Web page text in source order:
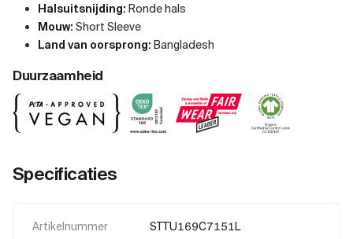
Halsuitsnijding: Ronde hals
Mouw: Short Sleeve
Land van oorsprong: Bangladesh
Duurzaamheid
Specificaties
Artikelnummer STTU169C7151L